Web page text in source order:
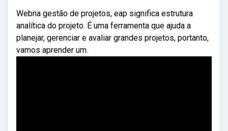
Webna gestão de projetos, eap significa estrutura
analítica do projeto. É uma ferramenta que ajuda a
planejar, gerenciar e avaliar grandes projetos, portanto,
vamos aprender um.